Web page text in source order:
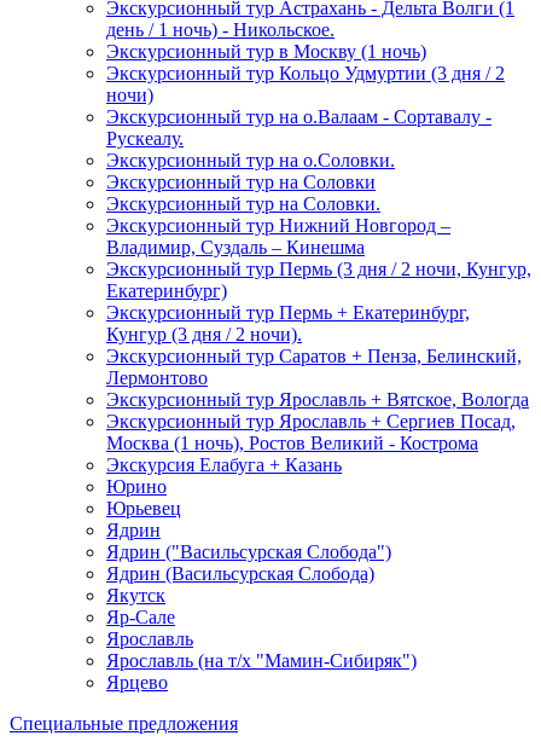
Экскурсионный тур Астрахань - Дельта Волги (1
день / 1 ночь) - Никольское.
Экскурсионный тур в Москву (1 ночь)
Экскурсионный тур Кольцо Удмуртии (3 дня / 2
ночи)
Экскурсионный тур на о.Валаам - Сортавалу -
Рускеалу.
Экскурсионный тур на о.Соловки.
Экскурсионный тур на Соловки
Экскурсионный тур на Соловки.
Экскурсионный тур Нижний Новгород –
Владимир, Суздаль – Кинешма
Экскурсионный тур Пермь (3 дня / 2 ночи, Кунгур,
Екатеринбург)
Экскурсионный тур Пермь + Екатеринбург,
Кунгур (3 дня / 2 ночи).
Экскурсионный тур Саратов + Пенза, Белинский,
Лермонтово
Экскурсионный тур Ярославль + Вятское, Вологда
Экскурсионный тур Ярославль + Сергиев Посад,
Москва (1 ночь), Ростов Великий - Кострома
Экскурсия Елабуга + Казань
Юрино
Юрьевец
Ядрин
Ядрин ("Васильсурская Слобода")
Ядрин (Васильсурская Слобода)
Якутск
Яр-Сале
Ярославль
Ярославль (на т/х "Мамин-Сибиряк")
Ярцево
Специальные предложения